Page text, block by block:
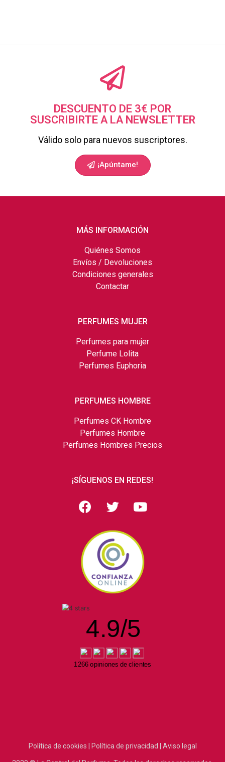
DESCUENTO DE 3€ POR
SUSCRIBIRTE A LA NEWSLETTER
Válido solo para nuevos suscriptores.
¡Apúntame!
MÁS INFORMACIÓN
Quiénes Somos
Envíos / Devoluciones
Condiciones generales
Contactar
PERFUMES MUJER
Perfumes para mujer
Perfume Lolita
Perfumes Euphoria
PERFUMES HOMBRE
Perfumes CK Hombre
Perfumes Hombre
Perfumes Hombres Precios
¡SÍGUENOS EN REDES!
4.9/5
1266 opiniones de clientes
Política de cookies | Política de privacidad | Aviso legal